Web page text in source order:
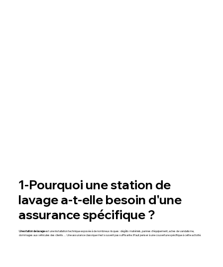
1-Pourquoi une station de
lavage a-t-elle besoin d'une
assurance spécifique ?
Une station de lavageest une installation technique exposée à de nombreux risques : dégâts matériels, pannes d’équipement, actes de vandalisme,
dommages aux véhicules des clients… Une assurance classique n’est souvent pas suffisante. Il faut penser à une couverture spécifique à cette activité.